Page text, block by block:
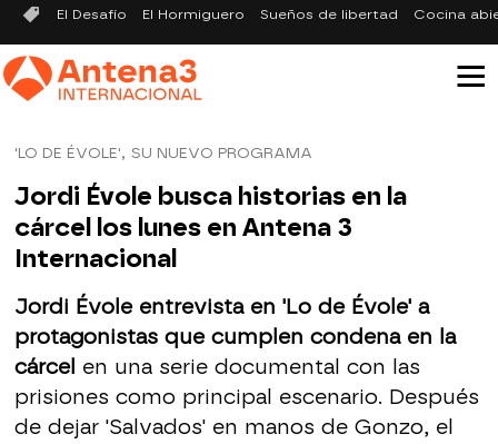
El Desafío El Hormiguero Sueños de libertad Cocina
'LO DE ÉVOLE', SU NUEVO PROGRAMA
Jordi Évole busca historias en la
cárcel los lunes en Antena 3
Internacional
Jordi Évole entrevista en 'Lo de Évole' a
protagonistas que cumplen condena en la
cárcel en una serie documental con las
prisiones como principal escenario. Después
de dejar 'Salvados' en manos de Gonzo, el